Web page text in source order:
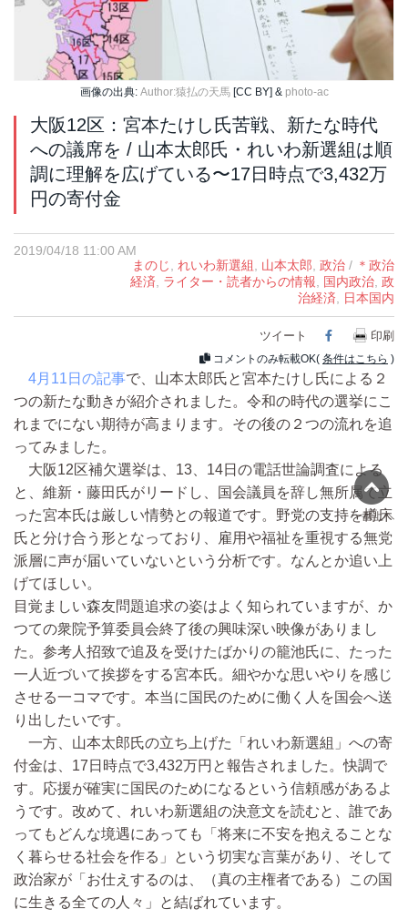
画像の出典: Author:猿払の天馬[CC BY] & photo-ac
大阪12区：宮本たけし氏苦戦、新たな時代
への議席を / 山本太郎氏・れいわ新選組は順
調に理解を広げている〜17日時点で3,432万
円の寄付金
2019/04/18 11:00 AM
まのじ, れいわ新選組, 山本太郎, 政治 / ＊政治
経済, ライター・読者からの情報, 国内政治, 政
治経済, 日本国内
ツイート Facebook
印刷
コメントのみ転載OK( 条件はこちら )
4月11日の記事で、山本太郎氏と宮本たけし氏による２
つの新たな動きが紹介されました。令和の時代の選挙にこ
れまでにない期待が高まります。その後の２つの流れを追
ってみました。
大阪12区補欠選挙は、13、14日の電話世論調査による
と、維新・藤田氏がリードし、国会議員を辞し無所属で立
った宮本氏は厳しい情勢との報道です。野党の支持を樽床
氏と分け合う形となっており、雇用や福祉を重視する無党
派層に声が届いていないという分析です。なんとか追い上
げてほしい。
目覚ましい森友問題追求の姿はよく知られていますが、か
つての衆院予算委員会終了後の興味深い映像がありまし
た。参考人招致で追及を受けたばかりの籠池氏に、たった
一人近づいて挨拶をする宮本氏。細やかな思いやりを感じ
させる一コマです。本当に国民のために働く人を国会へ送
り出したいです。
一方、山本太郎氏の立ち上げた「れいわ新選組」への寄
付金は、17日時点で3,432万円と報告されました。快調で
す。応援が確実に国民のためになるという信頼感があるよ
うです。改めて、れいわ新選組の決意文を読むと、誰であ
ってもどんな境遇にあっても「将来に不安を抱えることな
く暮らせる社会を作る」という切実な言葉があり、そして
政治家が「お仕えするのは、（真の主権者である）この国
に生きる全ての人々」と結ばれています。